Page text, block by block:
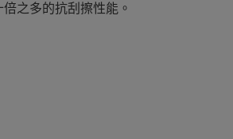
之多的抗刮擦性能。